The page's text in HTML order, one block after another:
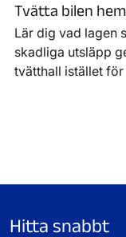
Tvätta bilen
Lär dig vad lagen
skadliga utsläpp
tvätthall istället för
Hitta snabbt